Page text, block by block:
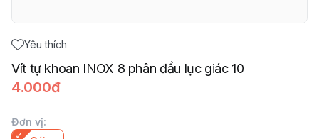
Yêu thích
Vít tự khoan INOX 8 phân đầu lục giác 10
4.000đ
Đơn vị: